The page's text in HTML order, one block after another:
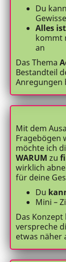
Du
Alles
kommt
an
Das Thema
Bestandteil
Anregungen
Mit dem
Fragebögen
möchte ich
WARUM zu
wirklich
für deine
Du
Mini –
Das
verspreche
etwas näher